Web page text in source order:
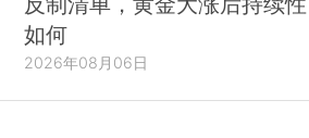
如何
2026年08月06日